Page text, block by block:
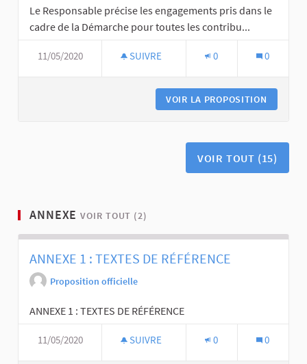
Le Responsable précise les engagements pris dans le
cadre de la Démarche pour toutes les contribu...
11/05/2020 SUIVRE 0 0
VOIR LA PROPOSITION
VOIR TOUT (15)
ANNEXEVOIR TOUT (2)
ANNEXE 1 : TEXTES DE RÉFÉRENCE
Proposition officielle
ANNEXE 1 : TEXTES DE RÉFÉRENCE
11/05/2020 SUIVRE 0 0